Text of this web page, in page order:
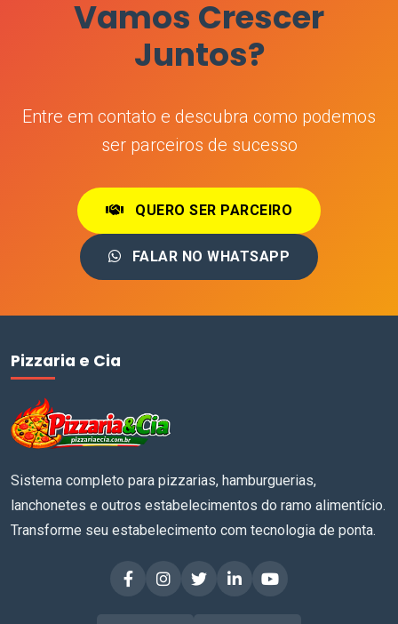
Vamos Crescer
Juntos?
Entre em contato e descubra como podemos
ser parceiros de sucesso
QUERO SER PARCEIRO
FALAR NO WHATSAPP
Pizzaria e Cia
Sistema completo para pizzarias, hamburguerias,
lanchonetes e outros estabelecimentos do ramo alimentício.
Transforme seu estabelecimento com tecnologia de ponta.